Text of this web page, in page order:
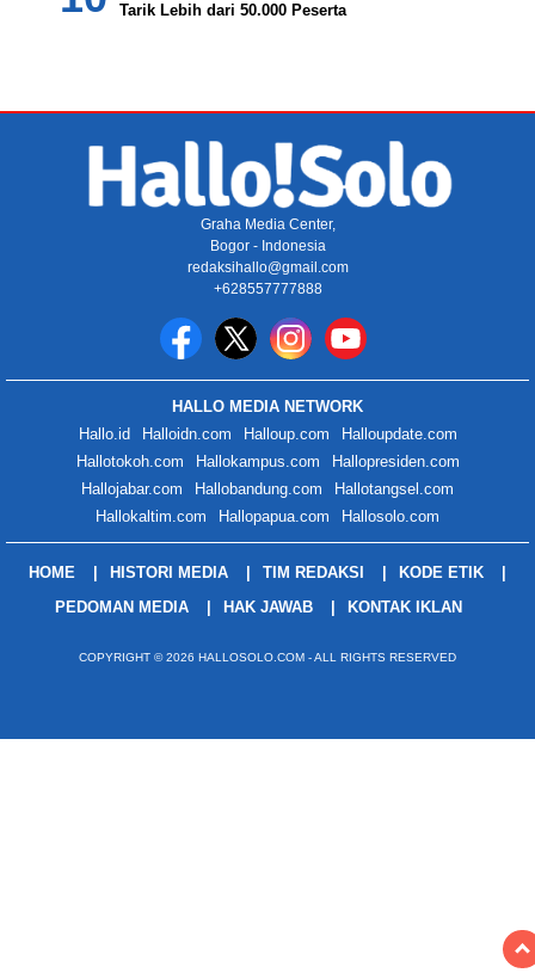
Tarik Lebih dari 50.000 Peserta
Graha Media Center,
Bogor - Indonesia
redaksihallo@gmail.com
+628557777888
HALLO MEDIA NETWORK
Hallo.id
Halloidn.com Halloup.com
Halloupdate.com
Hallotokoh.com
Hallokampus.com
Hallopresiden.com
Hallojabar.com
Hallobandung.com
Hallotangsel.com
Hallokaltim.com
Hallopapua.com Hallosolo.com
HOME HISTORI MEDIA TIM REDAKSI
KODE ETIK
PEDOMAN MEDIA
HAK JAWAB KONTAK IKLAN
COPYRIGHT © 2026 HALLOSOLO.COM - ALL RIGHTS RESERVED